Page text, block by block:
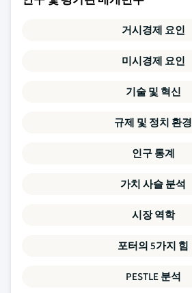
거시경제 요인
미시경제 요인
기술 및 혁신
규제 및 정치 환경
인구 통계
가치 사슬 분석
시장 역학
포터의 5가지 힘
PESTLE 분석